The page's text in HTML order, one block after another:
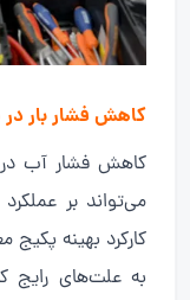
کاهش فشار بار
کاهش فشار آب
می‌تواند بر
به علت‌های